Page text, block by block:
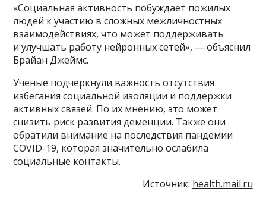
«Социальная активность побуждает пожилых
людей к участию в сложных межличностных
взаимодействиях, что может поддерживать
и улучшать работу нейронных сетей», — объяснил
Брайан Джеймс.
Ученые подчеркнули важность отсутствия
избегания социальной изоляции и поддержки
активных связей. По их мнению, это может
снизить риск развития деменции. Также они
обратили внимание на последствия пандемии
COVID-19, которая значительно ослабила
социальные контакты.
Источник: health.mail.ru